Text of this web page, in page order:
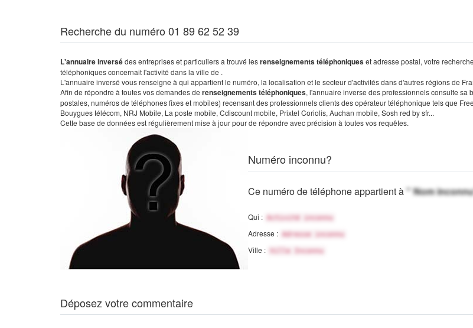
Recherche du numéro 01 89 62 52 39
L'annuaire inversédes entreprises et particuliers a trouvé lesrenseignements téléphoniqueset adresse postal, votre
téléphoniques concernait l'activité dans la ville de .
L'annuaire inversé vous renseigne à qui appartient le numéro, la localisation et le secteur d'activités dans d'autres régions de
Afin de répondre à toutes vos demandes de renseignements téléphoniques, l'annuaire inverse des professionnels consulte sa
postales, numéros de téléphones fixes et mobiles) recensant des professionnels clients des opérateur téléphonique tels que
Bouygues télécom, NRJ Mobile, La poste mobile, Cdiscount mobile, Prixtel Coriolis, Auchan mobile, Sosh red by sfr...
Cette base de données est régulièrement mise à jour pour de répondre avec précision à toutes vos requêtes.
Numéro inconnu?
Ce numéro de téléphone appartient à" Nom
Qui : Activité inconnu
Adresse : Adresse inconnu
Ville : Ville Inconnu
Déposez votre commentaire